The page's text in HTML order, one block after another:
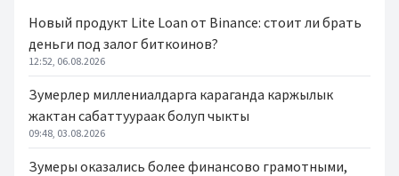
Новый продукт Lite Loan от Binance: стоит ли брать
деньги под залог биткоинов?
12:52, 06.08.2026
Зумерлер миллениалдарга караганда каржылык
жактан сабаттуураак болуп чыкты
09:48, 03.08.2026
Зумеры оказались более финансово грамотными,